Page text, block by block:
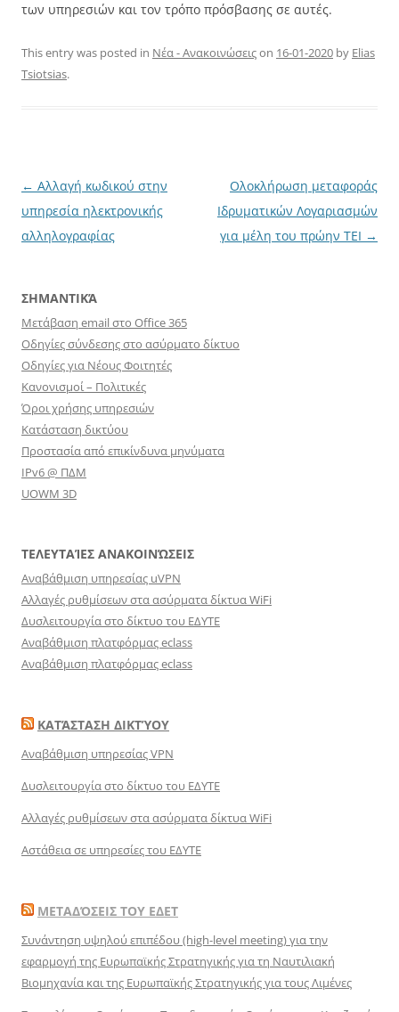
των υπηρεσιών και τον τρόπο πρόσβασης σε αυτές.
This entry was posted in Νέα - Ανακοινώσειςon 16-01-2020 by Elias
Tsiotsias.
Post
navigation
← Αλλαγή κωδικού στην
υπηρεσία ηλεκτρονικής
αλληλογραφίας
Ολοκλήρωση μεταφοράς
Ιδρυματικών Λογαριασμών
για μέλη του πρώην ΤΕΙ →
ΣΗΜΑΝΤΙΚΆ
Μετάβαση email στο Office 365
Οδηγίες σύνδεσης στο ασύρματο δίκτυο
Οδηγίες για Νέους Φοιτητές
Κανονισμοί – Πολιτικές
Όροι χρήσης υπηρεσιών
Κατάσταση δικτύου
Προστασία από επικίνδυνα μηνύματα
IPv6 @ ΠΔΜ
UOWM 3D
ΤΕΛΕΥΤΑΊΕΣ ΑΝΑΚΟΙΝΏΣΕΙΣ
Αναβάθμιση υπηρεσίας uVPN
Αλλαγές ρυθμίσεων στα ασύρματα δίκτυα WiFi
Δυσλειτουργία στο δίκτυο του ΕΔΥΤΕ
Αναβάθμιση πλατφόρμας eclass
Αναβάθμιση πλατφόρμας eclass
ΚΑΤΆΣΤΑΣΗ ΔΙΚΤΎΟΥ
Αναβάθμιση υπηρεσίας VPN
Δυσλειτουργία στο δίκτυο του ΕΔΥΤΕ
Αλλαγές ρυθμίσεων στα ασύρματα δίκτυα WiFi
Αστάθεια σε υπηρεσίες του ΕΔΥΤΕ
ΜΕΤΑΔΌΣΕΙΣ ΤΟΥ ΕΔΕΤ
Συνάντηση υψηλού επιπέδου (high-level meeting) για την
εφαρμογή της Ευρωπαϊκής Στρατηγικής για τη Ναυτιλιακή
Βιομηχανία και της Ευρωπαϊκής Στρατηγικής για τους Λιμένες